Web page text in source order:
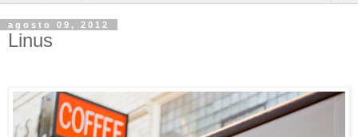
agosto 09, 2012
Linus